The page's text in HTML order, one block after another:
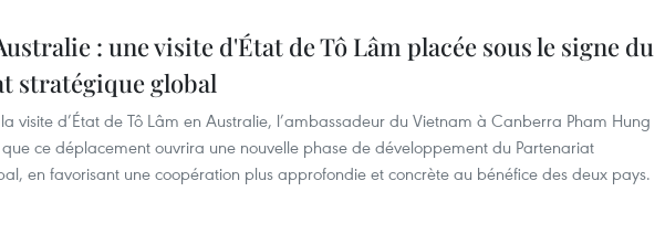
: une visite d'État de Tô Lâm placée sous le signe du
stratégique global
visite d’État de Tô Lâm en Australie, l’ambassadeur du Vietnam à Canberra Pham Hung
ce déplacement ouvrira une nouvelle phase de développement du Partenariat
en favorisant une coopération plus approfondie et concrète au bénéfice des deux pays.